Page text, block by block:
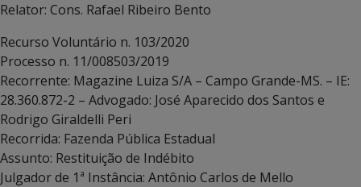
Relator: Cons. Rafael Ribeiro Bento
Recurso Voluntário n. 103/2020
Processo n. 11/008503/2019
Recorrente: Magazine Luiza S/A – Campo Grande-MS. – IE:
28.360.872-2 – Advogado: José Aparecido dos Santos e
Rodrigo Giraldelli Peri
Recorrida: Fazenda Pública Estadual
Assunto: Restituição de Indébito
Julgador de 1ª Instância: Antônio Carlos de Mello